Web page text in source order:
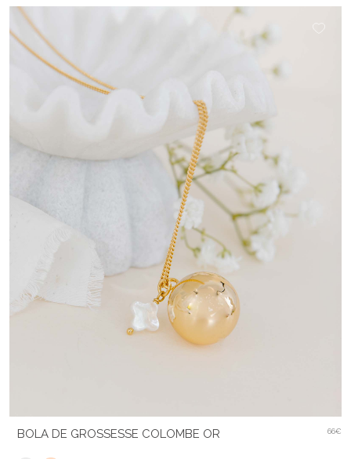
BOLA DE GROSSESSE COLOMBE OR 66€